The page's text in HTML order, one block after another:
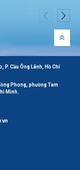
P. Cầu Ông Lãnh, Hồ Chí
Phong, phường Tam
Minh.